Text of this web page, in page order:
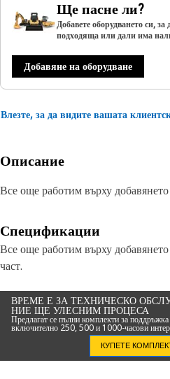
Ще пасне ли?
Добавете оборудването си,
подходяща или дали има
Добавяне на оборудване
Влезте, за да видите вашата
Описание
Все още работим върху
Спецификации
Все още работим върху
част.
ВРЕМЕ Е ЗА ТЕХНИЧЕСКО
НИЕ ЩЕ УЛЕСНИМ ПРОЦЕСА
Предлагат се пълни комплекти за
включително 250, 500 и 1000-часови
КУПЕТЕ